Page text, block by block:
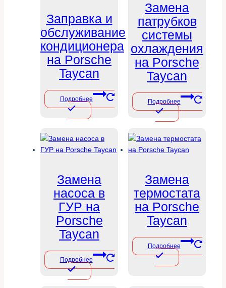
Заправка и
обслуживание
кондиционера
на Porsche
Taycan
Подробнее
Замена
патрубков
системы
охлаждения
на Porsche
Taycan
Подробнее
Замена
насоса в
ГУР на
Porsche
Taycan
Подробнее
Замена
термостата
на Porsche
Taycan
Подробнее